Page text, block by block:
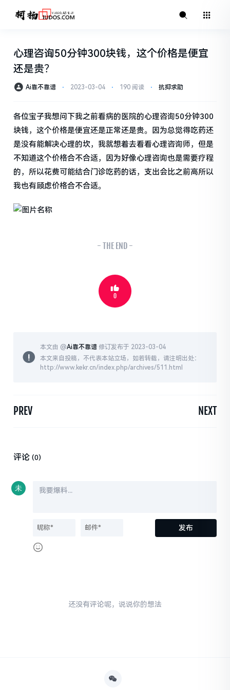
心理咨询50分钟300块钱，这个价格是便宜
还是贵？
Ai靠不靠谱 ⋅ 2023-03-04 ⋅ 190 阅读 ⋅ 抗抑求助
各位宝子我想问下我之前看病的医院的心理咨询50分钟300
块钱，这个价格是便宜还是正常还是贵。因为总觉得吃药还
是没有能解决心理的坎，我就想着去看看心理咨询师，但是
不知道这个价格合不合适，因为好像心理咨询也是需要疗程
的，所以花费可能结合门诊吃药的话，支出会比之前高所以
我也有顾虑价格合不合适。
- THE END -
0
本文由 @Ai靠不靠谱 修订发布于 2023-03-04
本文来自投稿，不代表本站立场，如若转载，请注明出处：
http://www.kekr.cn/index.php/archives/511.html
PREV NEXT
评论(0)
还没有评论呢，说说你的想法